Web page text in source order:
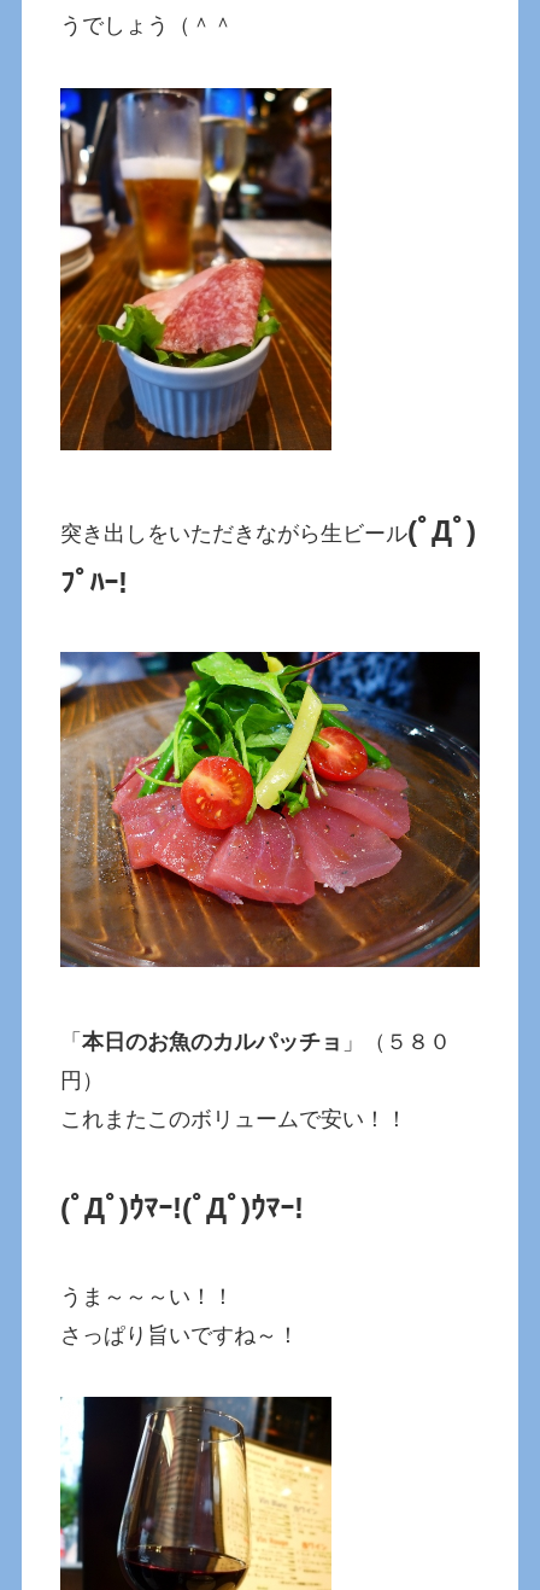
うでしょう（＾＾
突き出しをいただきながら生ビール(ﾟДﾟ)
ﾌﾟﾊｰ!
「本日のお魚のカルパッチョ 」（５８０
円）
これまたこのボリュームで安い！！
(ﾟДﾟ)ｳﾏｰ!(ﾟДﾟ)ｳﾏｰ!
うま～～～い！！
さっぱり旨いですね～！